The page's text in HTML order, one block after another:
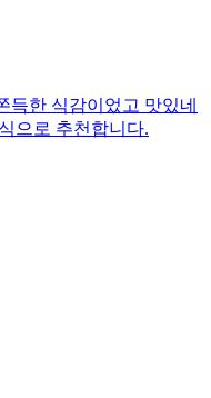
득한 식감이었고 맛있네
으로 추천합니다.